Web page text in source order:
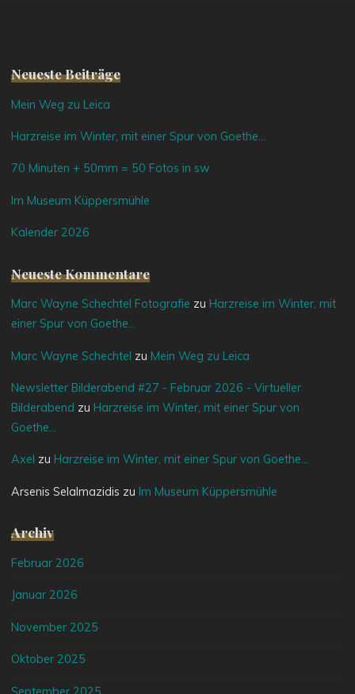
Neueste Beiträge
Mein Weg zu Leica
Harzreise im Winter, mit einer Spur von Goethe…
70 Minuten + 50mm = 50 Fotos in sw
Im Museum Küppersmühle
Kalender 2026
Neueste Kommentare
Marc Wayne Schechtel Fotografie zu Harzreise im Winter, mit
einer Spur von Goethe…
Marc Wayne Schechtel zu Mein Weg zu Leica
Newsletter Bilderabend #27 - Februar 2026 - Virtueller
Bilderabend zu Harzreise im Winter, mit einer Spur von
Goethe…
Axel zu Harzreise im Winter, mit einer Spur von Goethe…
Arsenis Selalmazidis zu Im Museum Küppersmühle
Archiv
Februar 2026
Januar 2026
November 2025
Oktober 2025